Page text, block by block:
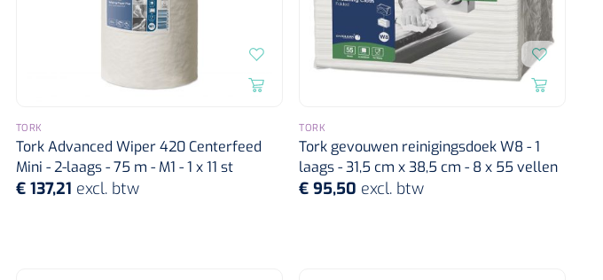
TORK
Tork Advanced Wiper 420 Centerfeed
Mini - 2-laags - 75 m - M1 - 1 x 11 st
€ 137,21 excl. btw
TORK
Tork gevouwen reinigingsdoek W8 - 1
laags - 31,5 cm x 38,5 cm - 8 x 55 vellen
€ 95,50 excl. btw